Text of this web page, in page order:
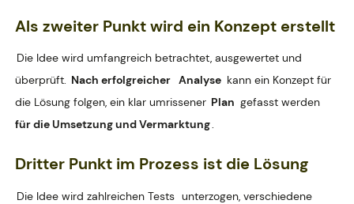
Als zweiter Punkt wird ein Konzept erstellt
Die Idee wird umfangreich betrachtet, ausgewertet und
überprüft. Nach erfolgreicher Analyse kann ein Konzept für
die Lösung folgen, ein klar umrissener Plan gefasst werden
für die Umsetzung und Vermarktung.
Dritter Punkt im Prozess ist die Lösung
Die Idee wird zahlreichen Tests unterzogen, verschiedene